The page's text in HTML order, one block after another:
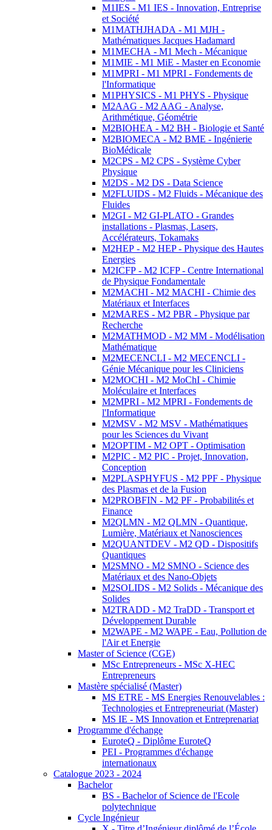
M1IES - M1 IES - Innovation, Entreprise
et Société
M1MATHJHADA - M1 MJH -
Mathématiques Jacques Hadamard
M1MECHA - M1 Mech - Mécanique
M1MIE - M1 MiE - Master en Economie
M1MPRI - M1 MPRI - Fondements de
l'Informatique
M1PHYSICS - M1 PHYS - Physique
M2AAG - M2 AAG - Analyse,
Arithmétique, Géométrie
M2BIOHEA - M2 BH - Biologie et Santé
M2BIOMECA - M2 BME - Ingénierie
BioMédicale
M2CPS - M2 CPS - Système Cyber
Physique
M2DS - M2 DS - Data Science
M2FLUIDS - M2 Fluids - Mécanique des
Fluides
M2GI - M2 GI-PLATO - Grandes
installations - Plasmas, Lasers,
Accélérateurs, Tokamaks
M2HEP - M2 HEP - Physique des Hautes
Energies
M2ICFP - M2 ICFP - Centre International
de Physique Fondamentale
M2MACHI - M2 MACHI - Chimie des
Matériaux et Interfaces
M2MARES - M2 PBR - Physique par
Recherche
M2MATHMOD - M2 MM - Modélisation
Mathématique
M2MECENCLI - M2 MECENCLI -
Génie Mécanique pour les Cliniciens
M2MOCHI - M2 MoChI - Chimie
Moléculaire et Interfaces
M2MPRI - M2 MPRI - Fondements de
l'Informatique
M2MSV - M2 MSV - Mathématiques
pour les Sciences du Vivant
M2OPTIM - M2 OPT - Optimisation
M2PIC - M2 PIC - Projet, Innovation,
Conception
M2PLASPHYFUS - M2 PPF - Physique
des Plasmas et de la Fusion
M2PROBFIN - M2 PF - Probabilités et
Finance
M2QLMN - M2 QLMN - Quantique,
Lumière, Matériaux et Nanosciences
M2QUANTDEV - M2 QD - Dispositifs
Quantiques
M2SMNO - M2 SMNO - Science des
Matériaux et des Nano-Objets
M2SOLIDS - M2 Solids - Mécanique des
Solides
M2TRADD - M2 TraDD - Transport et
Développement Durable
M2WAPE - M2 WAPE - Eau, Pollution de
l'Air et Energie
Master of Science (CGE)
MSc Entrepreneurs - MSc X-HEC
Entrepreneurs
Mastère spécialisé (Master)
MS ETRE - MS Energies Renouvelables :
Technologies et Entrepreneuriat (Master)
MS IE - MS Innovation et Entreprenariat
Programme d'échange
EuroteQ - Diplôme EuroteQ
PEI - Programmes d'échange
internationaux
Catalogue 2023 - 2024
Bachelor
BS - Bachelor of Science de l'Ecole
polytechnique
Cycle Ingénieur